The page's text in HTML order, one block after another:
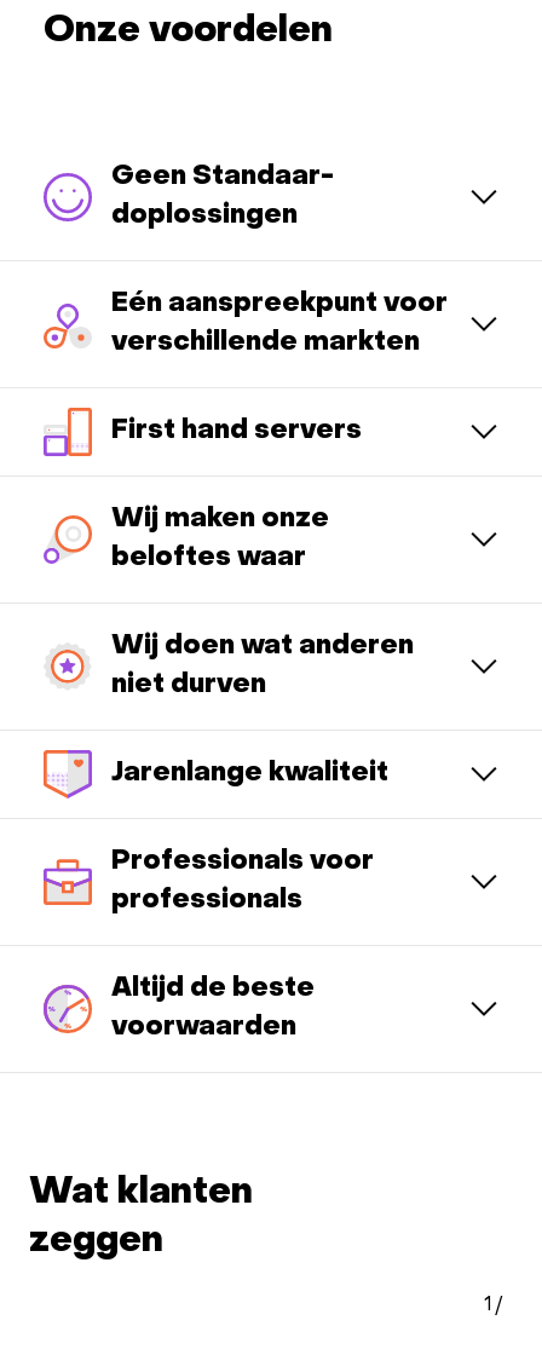
Onze voordelen
Geen Standaar-
doplossingen
Eén aanspreekpunt voor
verschillende markten
First hand servers
Wij maken onze
beloftes waar
Wij doen wat anderen
niet durven
Jarenlange kwaliteit
Professionals voor
professionals
Altijd de beste
voorwaarden
Wat klanten
zeggen
1 /